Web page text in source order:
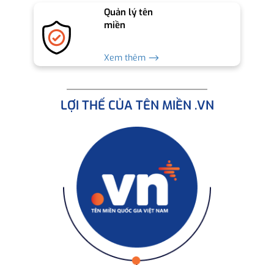
Quản lý tên
miền
Xem thêm ⟶
LỢI THẾ CỦA TÊN MIỀN .VN